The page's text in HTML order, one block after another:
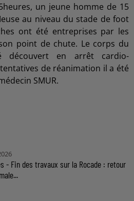
un jeune homme de 15
au niveau du stade de foot
ont été entreprises par les
point de chute. Le corps du
découvert en arrêt cardio-
de réanimation il a été
SMUR.
- Fin des travaux sur la Rocade : retour